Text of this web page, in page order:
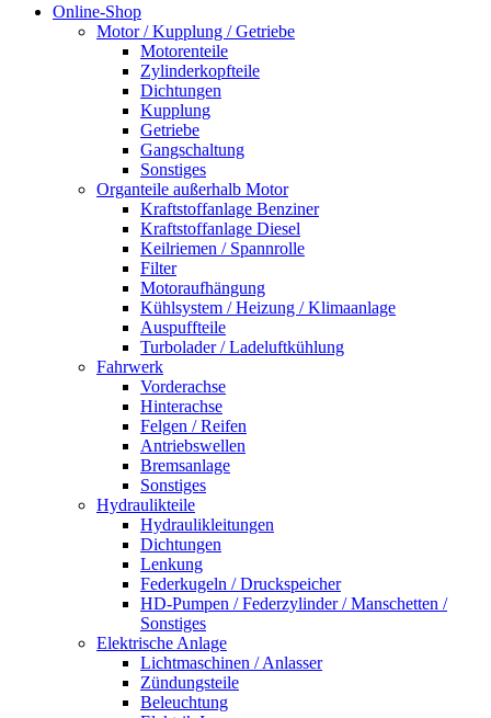
Online-Shop
Motor / Kupplung / Getriebe
Motorenteile
Zylinderkopfteile
Dichtungen
Kupplung
Getriebe
Gangschaltung
Sonstiges
Organteile außerhalb Motor
Kraftstoffanlage Benziner
Kraftstoffanlage Diesel
Keilriemen / Spannrolle
Filter
Motoraufhängung
Kühlsystem / Heizung / Klimaanlage
Auspuffteile
Turbolader / Ladeluftkühlung
Fahrwerk
Vorderachse
Hinterachse
Felgen / Reifen
Antriebswellen
Bremsanlage
Sonstiges
Hydraulikteile
Hydraulikleitungen
Dichtungen
Lenkung
Federkugeln / Druckspeicher
HD-Pumpen / Federzylinder / Manschetten /
Sonstiges
Elektrische Anlage
Lichtmaschinen / Anlasser
Zündungsteile
Beleuchtung